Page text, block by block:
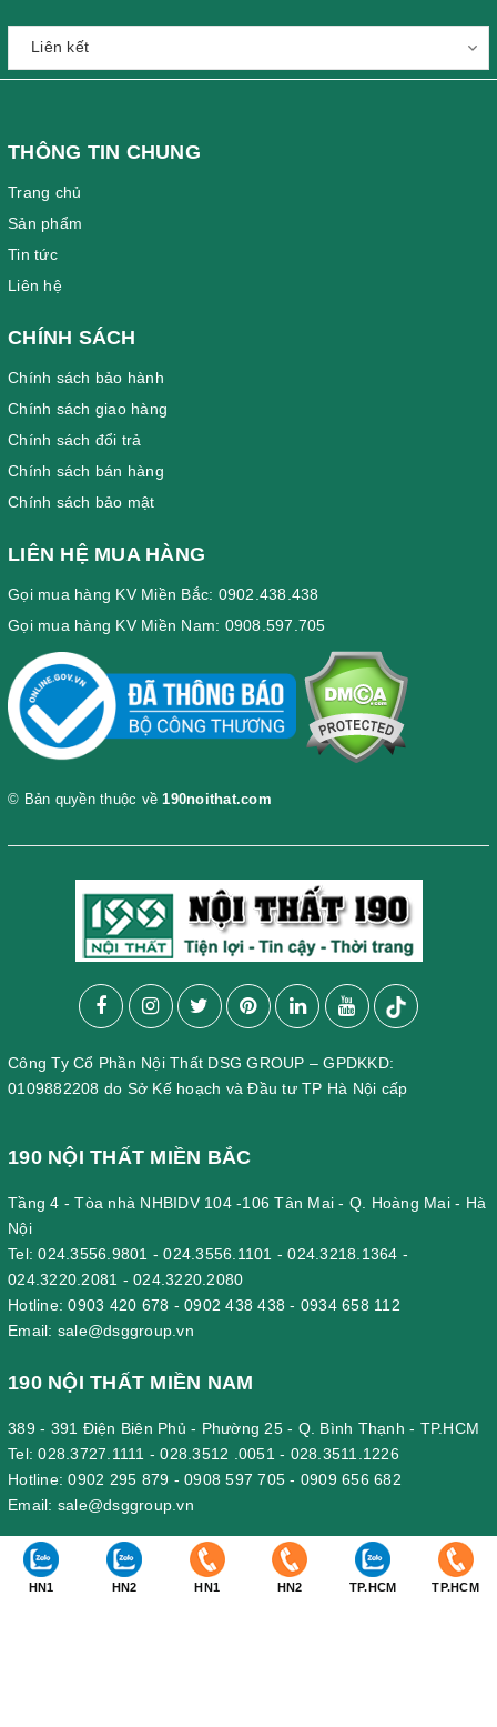
THÔNG TIN CHUNG
Trang chủ
Sản phẩm
Tin tức
Liên hệ
CHÍNH SÁCH
Chính sách bảo hành
Chính sách giao hàng
Chính sách đổi trả
Chính sách bán hàng
Chính sách bảo mật
LIÊN HỆ MUA HÀNG
Gọi mua hàng KV Miền Bắc: 0902.438.438
Gọi mua hàng KV Miền Nam: 0908.597.705
© Bản quyền thuộc về 190noithat.com
Công Ty Cổ Phần Nội Thất DSG GROUP – GPDKKD:
0109882208 do Sở Kế hoạch và Đầu tư TP Hà Nội cấp
190 NỘI THẤT MIỀN BẮC
Tầng 4 - Tòa nhà NHBIDV 104 -106 Tân Mai - Q. Hoàng Mai - Hà
Nội
Tel:024.3556.9801 -024.3556.1101 -024.3218.1364 -
024.3220.2081 - 024.3220.2080
Hotline:0903 420 678 - 0902 438 438 - 0934 658 112
Email: sale@dsggroup.vn
190 NỘI THẤT MIỀN NAM
389 - 391 Điện Biên Phủ - Phường 25 - Q. Bình Thạnh - TP.HCM
Tel:028.3727.1111 -028.3512 .0051 - 028.3511.1226
Hotline:0902 295 879 - 0908 597 705 - 0909 656 682
Email: sale@dsggroup.vn
190 VĂN PHÒNG CÔNG TY
HN1 HN2 HN1 HN2 TP.HCM TP.HCM